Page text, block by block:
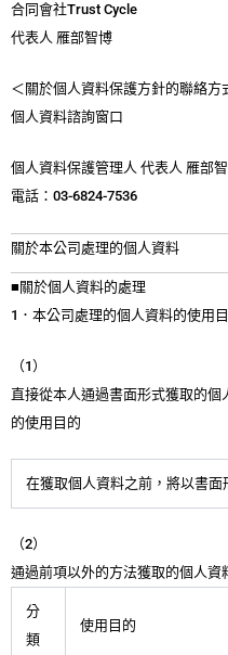
合同會社Trust Cycle
代表人 雁部智博
＜關於個人資料保護方針的聯絡方
個人資料諮詢窗口
個人資料保護管理人 代表人 雁部
電話：03-6824-7536
關於本公司處理的個人資料
■關於個人資料的處理
1．本公司處理的個人資料的使用
（1）
直接從本人通過書面形式獲取的個
的使用目的
在獲取個人資料之前，將以書面
（2）
通過前項以外的方法獲取的個人資
分
類
使用目的